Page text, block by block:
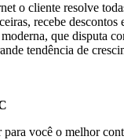
o cliente resolve
recebe descontos
que disputa
tendência de
para você o melhor